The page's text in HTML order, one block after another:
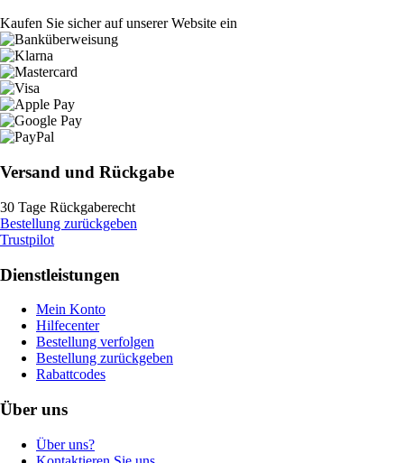
Kaufen Sie sicher auf unserer Website ein
Versand und Rückgabe
30 Tage Rückgaberecht
Bestellung zurückgeben
Trustpilot
Dienstleistungen
Mein Konto
Hilfecenter
Bestellung verfolgen
Bestellung zurückgeben
Rabattcodes
Über uns
Über uns?